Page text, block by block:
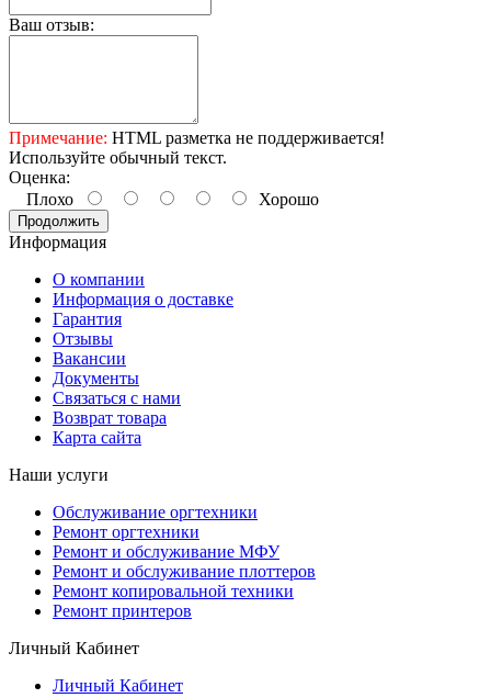
Ваш отзыв:
Примечание: HTML разметка не поддерживается!
Используйте обычный текст.
Оценка:
Плохо
Хорошо
Продолжить
Информация
О компании
Информация о доставке
Гарантия
Отзывы
Вакансии
Документы
Связаться с нами
Возврат товара
Карта сайта
Наши услуги
Обслуживание оргтехники
Ремонт оргтехники
Ремонт и обслуживание МФУ
Ремонт и обслуживание плоттеров
Ремонт копировальной техники
Ремонт принтеров
Личный Кабинет
Личный Кабинет